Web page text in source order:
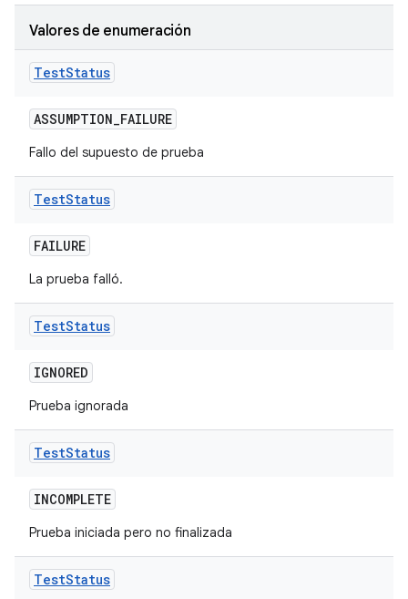
Valores de enumeración
TestStatus
ASSUMPTION_FAILURE
Fallo del supuesto de prueba
TestStatus
FAILURE
La prueba falló.
TestStatus
IGNORED
Prueba ignorada
TestStatus
INCOMPLETE
Prueba iniciada pero no finalizada
TestStatus